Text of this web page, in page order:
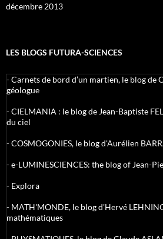
décembre 2013
LES BLOGS FUTURA-SCIENCES
-Carnets de bord d’un martien, le blog de
géologue
-CIELMANIA : le blog de Jean-Baptiste
du ciel
-COSMOGONIES, le blog d'Aurélien
-e-LUMINESCIENCES: the blog of Jean-
- Explora
- MATH'MONDE, le blog d'Hervé
mathématiques